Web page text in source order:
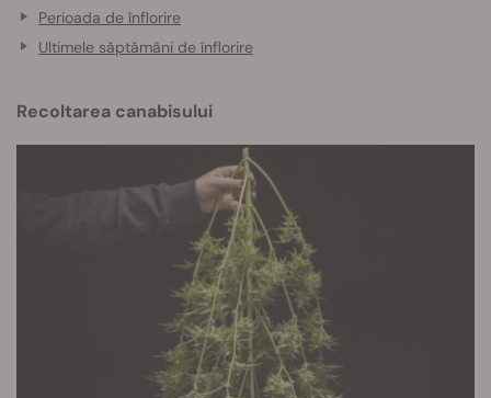
Perioada de înflorire
Ultimele săptămâni de înflorire
Recoltarea canabisului